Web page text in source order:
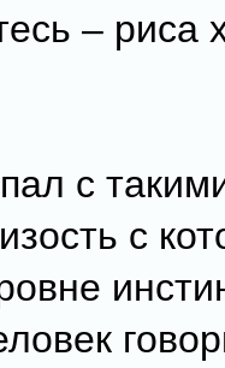
– риса
с
с